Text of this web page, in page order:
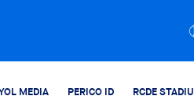
MEDIA PERICO ID RCDE